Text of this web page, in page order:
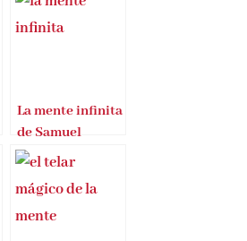
La mente infinita
de Samuel